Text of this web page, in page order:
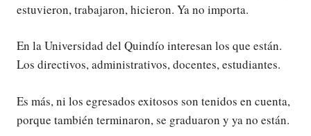
estuvieron, trabajaron, hicieron. Ya no importa.
En la Universidad del Quindío interesan los que están.
Los directivos, administrativos, docentes, estudiantes.
Es más, ni los egresados exitosos son tenidos en cuenta,
porque también terminaron, se graduaron y ya no están.